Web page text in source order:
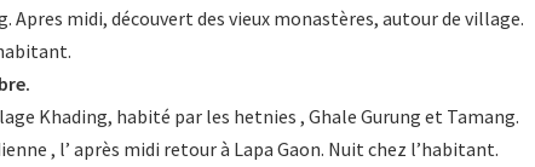
Apres midi, découvert des vieux monastères, autour de village.
Khading, habité par les hetnies , Ghale Gurung et Tamang.
, l’ après midi retour à Lapa Gaon. Nuit chez l’habitant.